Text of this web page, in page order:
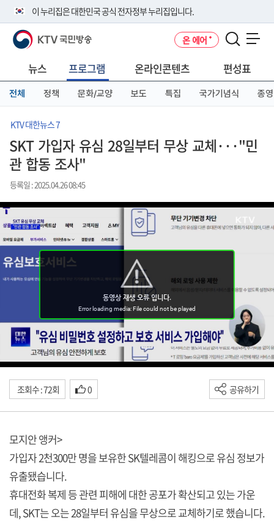
이 누리집은 대한민국 공식 전자정부 누리집입니다.
공식 누리집 주소 확인하기
니다.
이밖에 or.kr 또는 .kr등 다른 도메인 주소를 사용하고 있다면 아래 URL에
서 도메인 주소를 확인해 보세요
KTV 국민방송 온 에어
뉴스 프로그램 온라인콘텐츠 편성표
전체 정책 문화/교양 보도 특집 국가기념식 종영
KTV 대한뉴스 7
SKT 가입자 유심 28일부터 무상 교체···"민
관 합동 조사"
등록일 : 2025.04.26 08:45
조회수 : 72회 0 공유하기
모지안 앵커>
가입자 2천300만 명을 보유한 SK텔레콤이 해킹으로 유심 정보가
유출됐습니다.
휴대전화 복제 등 관련 피해에 대한 공포가 확산되고 있는 가운
데, SKT는 오는 28일부터 유심을 무상으로 교체하기로 했습니다.